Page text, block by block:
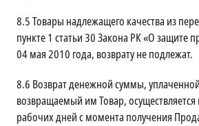
8.5Товары надлежащего качества из
пункте 1 статьи 30 Закона РК «О защите
04 мая 2010 года, возврату не подлежат.
8.6 Возврат денежной суммы,
возвращаемый им Товар, осуществляется
рабочих дней с момента получения